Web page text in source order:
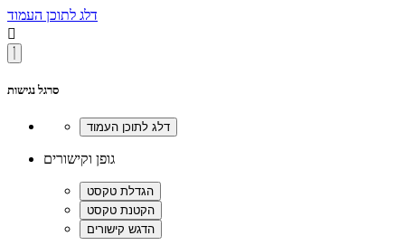
דלג לתוכן העמוד

סרגל נגישות
גופן וקישורים